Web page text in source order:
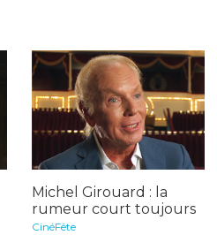
Michel Girouard : la
rumeur court toujours
CinéFête